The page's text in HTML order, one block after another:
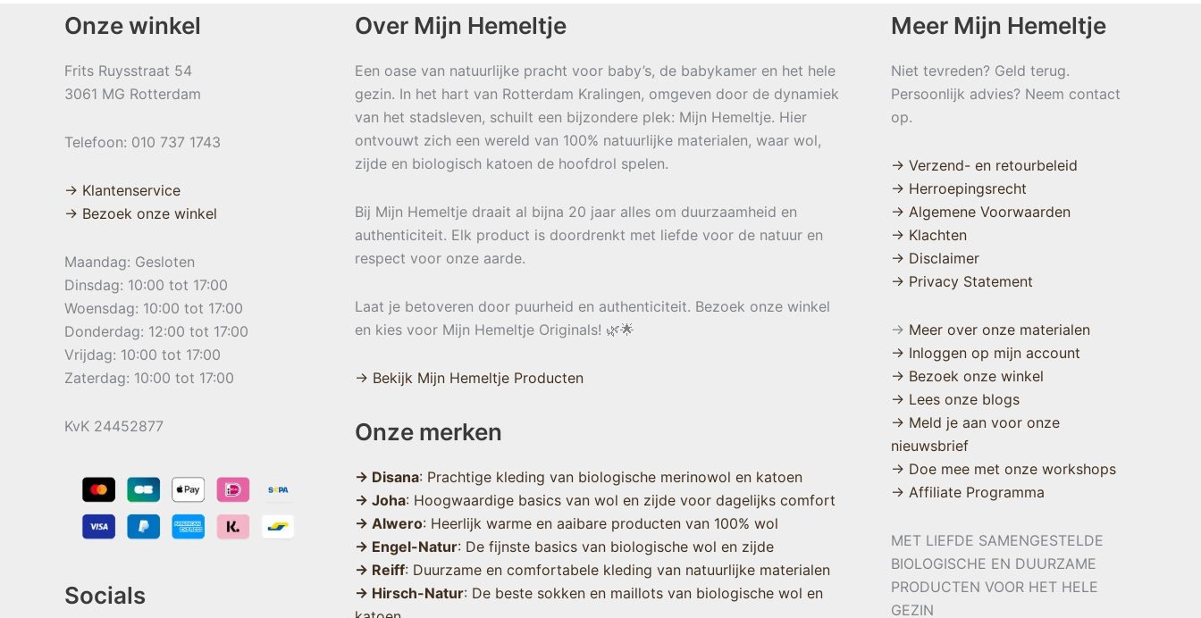
Onze winkel
Frits Ruysstraat 54
3061 MG Rotterdam
Telefoon: 010 737 1743
→ Klantenservice
→ Bezoek onze winkel
Maandag: Gesloten
Dinsdag: 10:00 tot 17:00
Woensdag: 10:00 tot 17:00
Donderdag: 12:00 tot 17:00
Vrijdag: 10:00 tot 17:00
Zaterdag: 10:00 tot 17:00
KvK 24452877
Socials
Over Mijn Hemeltje
Een oase van natuurlijke pracht voor baby’s, de babykamer en het hele
gezin. In het hart van Rotterdam Kralingen, omgeven door de dynamiek
van het stadsleven, schuilt een bijzondere plek: Mijn Hemeltje. Hier
ontvouwt zich een wereld van 100% natuurlijke materialen, waar wol,
zijde en biologisch katoen de hoofdrol spelen.
Bij Mijn Hemeltje draait al bijna 20 jaar alles om duurzaamheid en
authenticiteit. Elk product is doordrenkt met liefde voor de natuur en
respect voor onze aarde.
Laat je betoveren door puurheid en authenticiteit. Bezoek onze winkel
en kies voor Mijn Hemeltje Originals! 🌿🌟
→ Bekijk Mijn Hemeltje Producten
Onze merken
→ Disana: Prachtige kleding van biologische merinowol en katoen
→ Joha: Hoogwaardige basics van wol en zijde voor dagelijks comfort
→ Alwero: Heerlijk warme en aaibare producten van 100% wol
→ Engel-Natur: De fijnste basics van biologische wol en zijde
→ Reiff: Duurzame en comfortabele kleding van natuurlijke materialen
→ Hirsch-Natur: De beste sokken en maillots van biologische wol en
Meer Mijn Hemeltje
Niet tevreden? Geld terug.
Persoonlijk advies? Neem contact
op.
→ Verzend- en retourbeleid
→ Herroepingsrecht
→ Algemene Voorwaarden
→ Klachten
→ Disclaimer
→ Privacy Statement
→ Meer over onze materialen
→ Inloggen op mijn account
→ Bezoek onze winkel
→ Lees onze blogs
→ Meld je aan voor onze
nieuwsbrief
→ Doe mee met onze workshops
→ Affiliate Programma
MET LIEFDE SAMENGESTELDE
BIOLOGISCHE EN DUURZAME
PRODUCTEN VOOR HET HELE
GEZIN